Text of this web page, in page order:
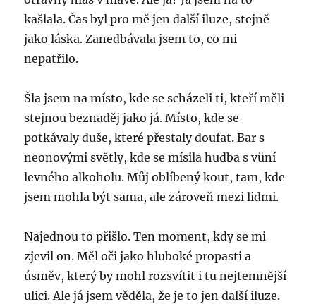
kašlala. Čas byl pro mě jen další iluze, stejně
jako láska. Zanedbávala jsem to, co mi
nepatřilo.
Šla jsem na místo, kde se scházeli ti, kteří měli
stejnou beznaděj jako já. Místo, kde se
potkávaly duše, které přestaly doufat. Bar s
neonovými světly, kde se mísila hudba s vůní
levného alkoholu. Můj oblíbený kout, tam, kde
jsem mohla být sama, ale zároveň mezi lidmi.
Najednou to přišlo. Ten moment, kdy se mi
zjevil on. Měl oči jako hluboké propasti a
úsměv, který by mohl rozsvítit i tu nejtemnější
ulici. Ale já jsem věděla, že je to jen další iluze.